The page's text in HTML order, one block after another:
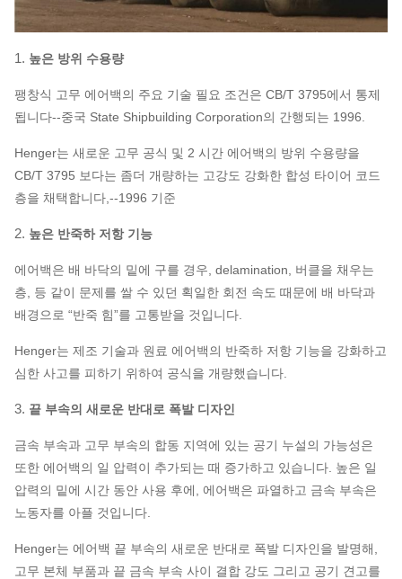
1. 높은 방위 수용량
팽창식 고무 에어백의 주요 기술 필요 조건은 CB/T 3795에서 통제
됩니다--중국 State Shipbuilding Corporation의 간행되는 1996.
Henger는 새로운 고무 공식 및 2 시간 에어백의 방위 수용량을
CB/T 3795 보다는 좀더 개량하는 고강도 강화한 합성 타이어 코드
층을 채택합니다,--1996 기준
2. 높은 반죽하 저항 기능
에어백은 배 바닥의 밑에 구를 경우, delamination, 버클을 채우는
층, 등 같이 문제를 쌀 수 있던 획일한 회전 속도 때문에 배 바닥과
배경으로 “반죽 힘”를 고통받을 것입니다.
Henger는 제조 기술과 원료 에어백의 반죽하 저항 기능을 강화하고
심한 사고를 피하기 위하여 공식을 개량했습니다.
3. 끝 부속의 새로운 반대로 폭발 디자인
금속 부속과 고무 부속의 합동 지역에 있는 공기 누설의 가능성은
또한 에어백의 일 압력이 추가되는 때 증가하고 있습니다. 높은 일
압력의 밑에 시간 동안 사용 후에, 에어백은 파열하고 금속 부속은
노동자를 아플 것입니다.
Henger는 에어백 끝 부속의 새로운 반대로 폭발 디자인을 발명해,
고무 본체 부품과 끝 금속 부속 사이 결합 강도 그리고 공기 견고를